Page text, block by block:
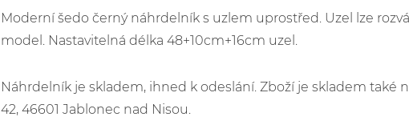
Moderní šedo černý náhrdelník s uzlem uprostřed. Uzel lze
model. Nastavitelná délka 48+10cm+16cm uzel.
Náhrdelník je skladem, ihned k odeslání. Zboží je skladem také
42, 46601 Jablonec nad Nisou.